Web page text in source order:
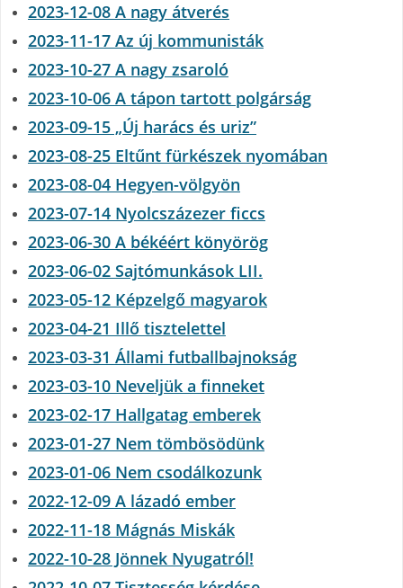
2023-12-08 A nagy átverés
2023-11-17 Az új kommunisták
2023-10-27 A nagy zsaroló
2023-10-06 A tápon tartott polgárság
2023-09-15 „Új harács és uriz”
2023-08-25 Eltűnt fürkészek nyomában
2023-08-04 Hegyen-völgyön
2023-07-14 Nyolcszázezer ficcs
2023-06-30 A békéért könyörög
2023-06-02 Sajtómunkások LII.
2023-05-12 Képzelgő magyarok
2023-04-21 Illő tisztelettel
2023-03-31 Állami futballbajnokság
2023-03-10 Neveljük a finneket
2023-02-17 Hallgatag emberek
2023-01-27 Nem tömbösödünk
2023-01-06 Nem csodálkozunk
2022-12-09 A lázadó ember
2022-11-18 Mágnás Miskák
2022-10-28 Jönnek Nyugatról!